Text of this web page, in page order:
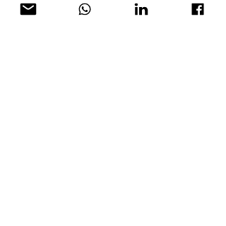
נצטרך לדחות לשיחה הבאה.